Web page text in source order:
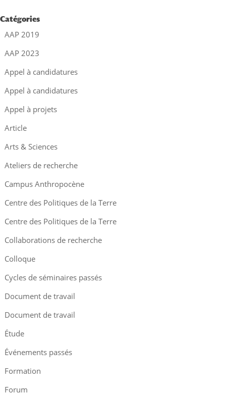
Catégories
AAP 2019
AAP 2023
Appel à candidatures
Appel à candidatures
Appel à projets
Article
Arts & Sciences
Ateliers de recherche
Campus Anthropocène
Centre des Politiques de la Terre
Centre des Politiques de la Terre
Collaborations de recherche
Colloque
Cycles de séminaires passés
Document de travail
Document de travail
Étude
Événements passés
Formation
Forum